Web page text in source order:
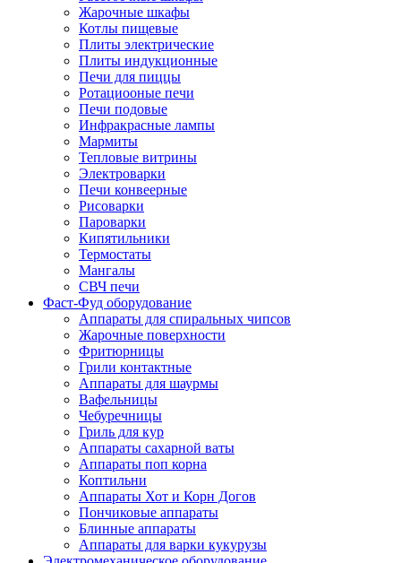
Жарочные шкафы
Котлы пищевые
Плиты электрические
Плиты индукционные
Печи для пиццы
Ротациооные печи
Печи подовые
Инфракрасные лампы
Мармиты
Тепловые витрины
Электроварки
Печи конвеерные
Рисоварки
Пароварки
Кипятильники
Термостаты
Мангалы
СВЧ печи
Фаст-Фуд оборудование
Аппараты для спиральных чипсов
Жарочные поверхности
Фритюрницы
Грили контактные
Аппараты для шаурмы
Вафельницы
Чебуречницы
Гриль для кур
Аппараты сахарной ваты
Аппараты поп корна
Коптильни
Аппараты Хот и Корн Догов
Пончиковые аппараты
Блинные аппараты
Аппараты для варки кукурузы